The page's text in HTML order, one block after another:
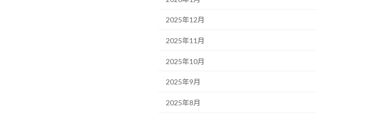
2025年12月
2025年11月
2025年10月
2025年9月
2025年8月